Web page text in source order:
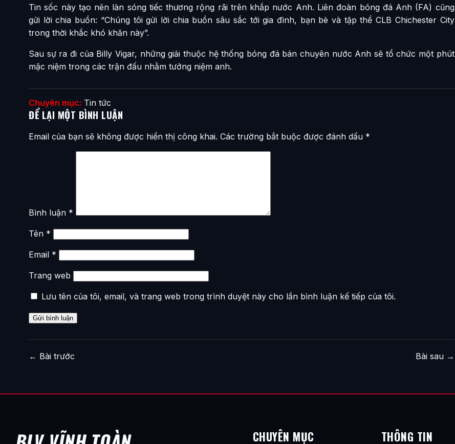
Tin sốc này tạo nên làn sóng tiếc thương rộng rãi trên khắp nước Anh. Liên đoàn bóng đá Anh (FA) cũng
gửi lời chia buồn: “Chúng tôi gửi lời chia buồn sâu sắc tới gia đình, bạn bè và tập thể CLB Chichester City
trong thời khắc khó khăn này”.
Sau sự ra đi của Billy Vigar, những giải thuộc hệ thống bóng đá bán chuyên nước Anh sẽ tổ chức một phút
mặc niệm trong các trận đấu nhằm tưởng niệm anh.
Chuyên mục: Tin tức
ĐỂ LẠI MỘT BÌNH LUẬN
Email của bạn sẽ không được hiển thị công khai. Các trường bắt buộc được đánh dấu *
Bình luận *
Tên *
Email *
Trang web
Lưu tên của tôi, email, và trang web trong trình duyệt này cho lần bình luận kế tiếp của tôi.
← Bài trước Bài sau →
CHUYÊN MỤC THÔNG TIN